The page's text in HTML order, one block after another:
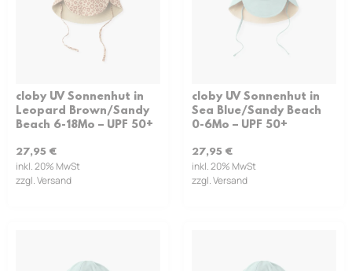
cloby UV Sonnenhut in
Leopard Brown/Sandy
Beach 6-18Mo – UPF 50+
27,95 €
inkl. 20% MwSt
zzgl. Versand
cloby UV Sonnenhut in
Sea Blue/Sandy Beach
0-6Mo – UPF 50+
27,95 €
inkl. 20% MwSt
zzgl. Versand